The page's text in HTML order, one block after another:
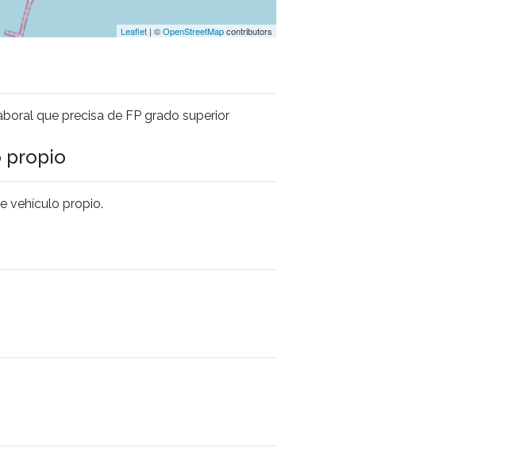
Leaflet | ©OpenStreetMapcontributors
que precisa de FP grado superior
propio
vehículo propio.